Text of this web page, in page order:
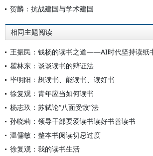
贺麟：抗战建国与学术建国
相同主题阅读
王振民：钱杨的读书之道——AI时代坚持读纸
瞿林东：谈谈读书的辩证法
毕明阳：想读书、能读书、读好书
徐复观：青年应当如何读书
杨志玖：苏轼论“八面受敌”法
孙晓莉：领导干部要爱读书读好书善读书
温儒敏：整本书阅读切忌过度
徐复观：我的读书生活